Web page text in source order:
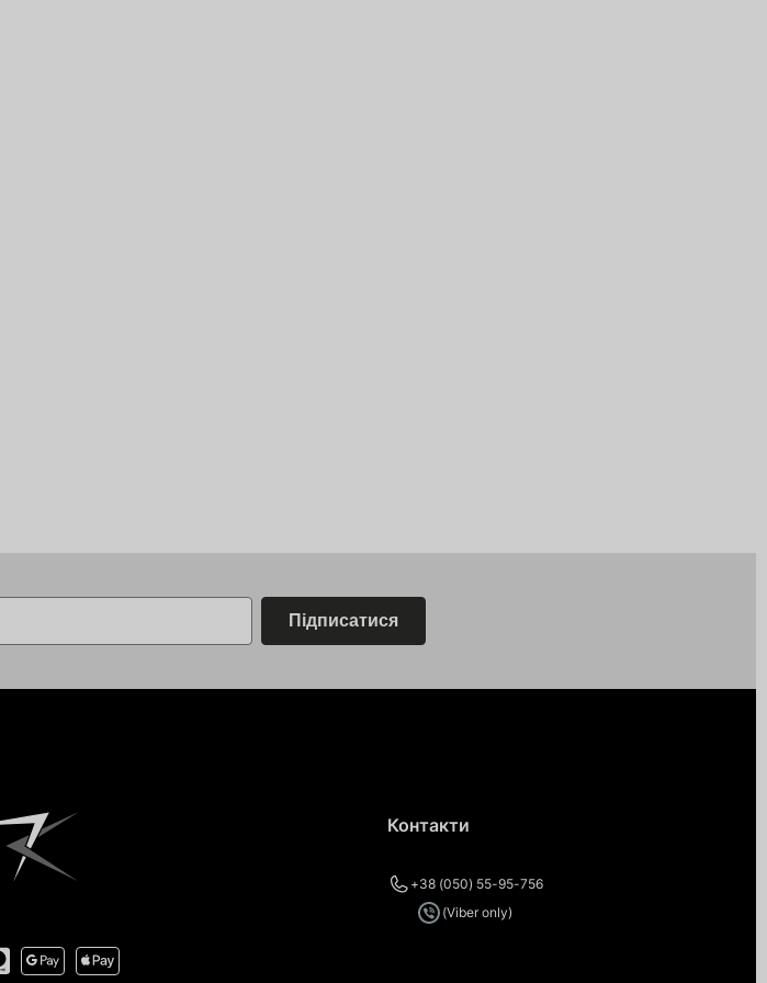
Підписатися
Контакти
+38 (050) 55-95-756
(Viber only)